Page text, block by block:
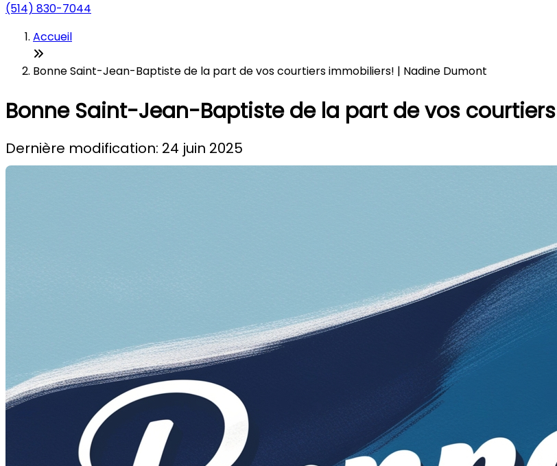
(514) 830-7044
Accueil
Bonne Saint-Jean-Baptiste de la part de vos courtiers immobiliers! | Nadine Dumont
Bonne Saint-Jean-Baptiste de la part de vos
Dernière modification: 24 juin 2025